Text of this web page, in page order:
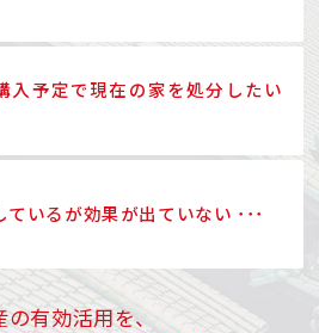
入予定で現在の家を処分したい
ているが効果が出ていない ･･･
の有効活用を、